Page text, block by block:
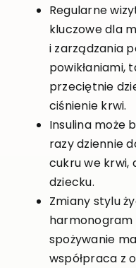
Regularne
kluczowe dla
i zarządzania
powikłaniami,
przeciętnie
ciśnienie krwi.
Insulina może
razy dziennie
cukru we krwi,
dziecku.
Zmiany stylu
harmonogram
spożywanie
współpraca z